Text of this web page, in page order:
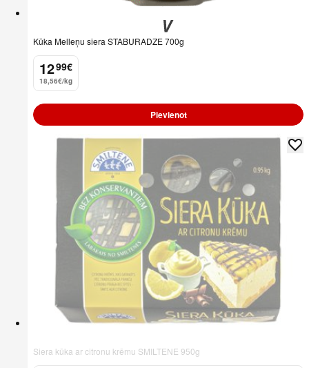
Kūka Melleņu siera STABURADZE 700g
12
. 99€
18,56€/kg
Pievienot
Siera kūka ar citronu krēmu SMILTENE 950g